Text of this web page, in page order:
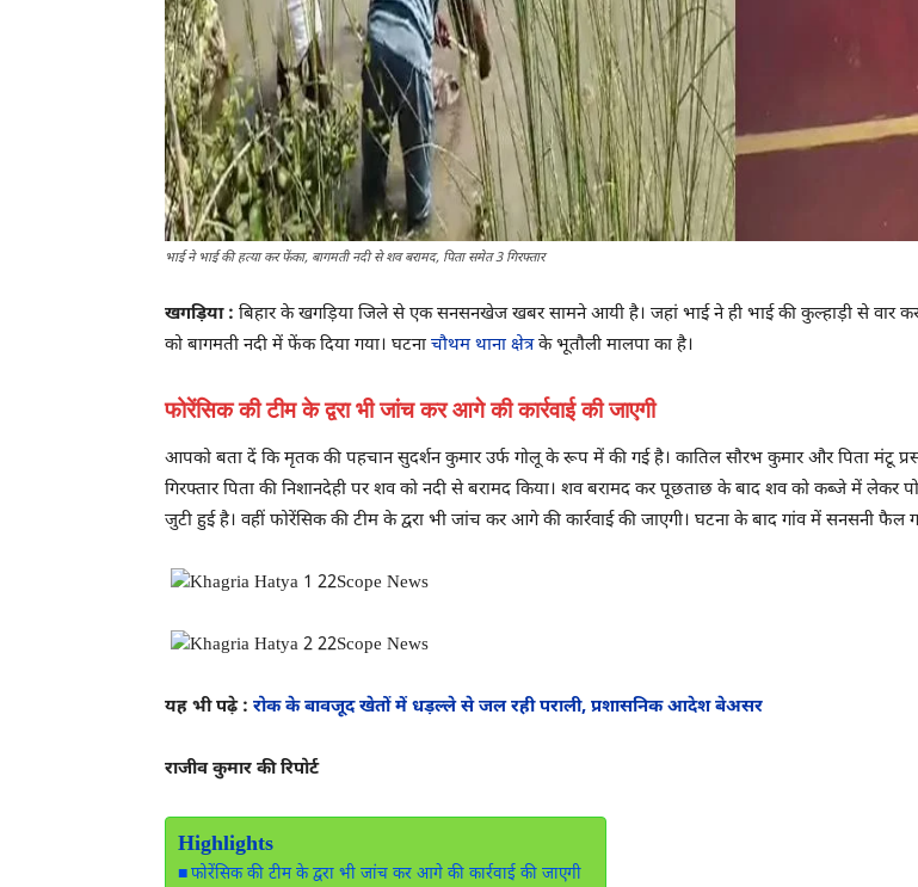
भाई ने भाई की हत्या कर फेंका, बागमती नदी से शव बरामद, पिता समेत 3 गिरफ्तार
खगड़िया : बिहार के खगड़िया जिले से एक सनसनखेज खबर सामने आयी है। जहां भाई ने ही भाई की कुल्हाड़ी से वार कर
को बागमती नदी में फेंक दिया गया। घटना चौथम थाना क्षेत्रके भूतौली मालपा का है।
फोरेंसिक की टीम के द्वरा भी जांच कर आगे की कार्रवाई की जाएगी
आपको बता दें कि मृतक की पहचान सुदर्शन कुमार उर्फ गोलू के रूप में की गई है। कातिल सौरभ कुमार और पिता मंटू
गिरफ्तार पिता की निशानदेही पर शव को नदी से बरामद किया। शव बरामद कर पूछताछ के बाद शव को कब्जे में
जुटी हुई है। वहीं फोरेंसिक की टीम के द्वरा भी जांच कर आगे की कार्रवाई की जाएगी। घटना के बाद गांव में सनसनी फैल
यह भी पढ़े : रोक के बावजूद खेतों में धड़ल्ले से जल रही पराली, प्रशासनिक आदेश बेअसर
राजीव कुमार की रिपोर्ट
Highlights
फोरेंसिक की टीम के द्वरा भी जांच कर आगे की कार्रवाई की जाएगी